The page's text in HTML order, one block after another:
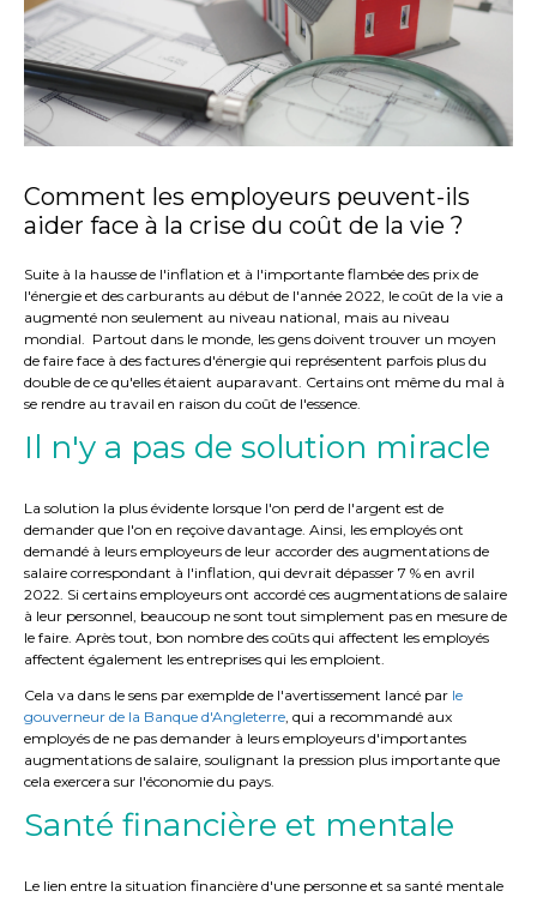
Comment les employeurs peuvent-ils
aider face à la crise du coût de la vie ?
Suite à la hausse de l'inflation et à l'importante flambée des prix de
l'énergie et des carburants au début de l'année 2022, le coût de la vie a
augmenté non seulement au niveau national, mais au niveau
mondial. Partout dans le monde, les gens doivent trouver un moyen
de faire face à des factures d'énergie qui représentent parfois plus du
double de ce qu'elles étaient auparavant. Certains ont même du mal à
se rendre au travail en raison du coût de l'essence.
Il n'y a pas de solution miracle
La solution la plus évidente lorsque l'on perd de l'argent est de
demander que l'on en reçoive davantage. Ainsi, les employés ont
demandé à leurs employeurs de leur accorder des augmentations de
salaire correspondant à l'inflation, qui devrait dépasser 7 % en avril
2022. Si certains employeurs ont accordé ces augmentations de salaire
à leur personnel, beaucoup ne sont tout simplement pas en mesure de
le faire. Après tout, bon nombre des coûts qui affectent les employés
affectent également les entreprises qui les emploient.
Cela va dans le sens par exemplde de l'avertissement lancé par le
gouverneur de la Banque d'Angleterre, qui a recommandé aux
employés de ne pas demander à leurs employeurs d'importantes
augmentations de salaire, soulignant la pression plus importante que
cela exercera sur l'économie du pays.
Santé financière et mentale
Le lien entre la situation financière d'une personne et sa santé mentale